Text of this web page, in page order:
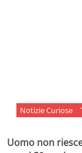
Notizie Curiose
Uomo non